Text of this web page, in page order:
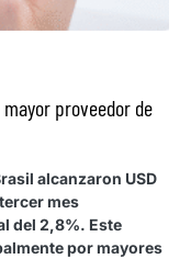
proveedor de
alcanzaron USD
mes
del 2,8%. Este
por mayores